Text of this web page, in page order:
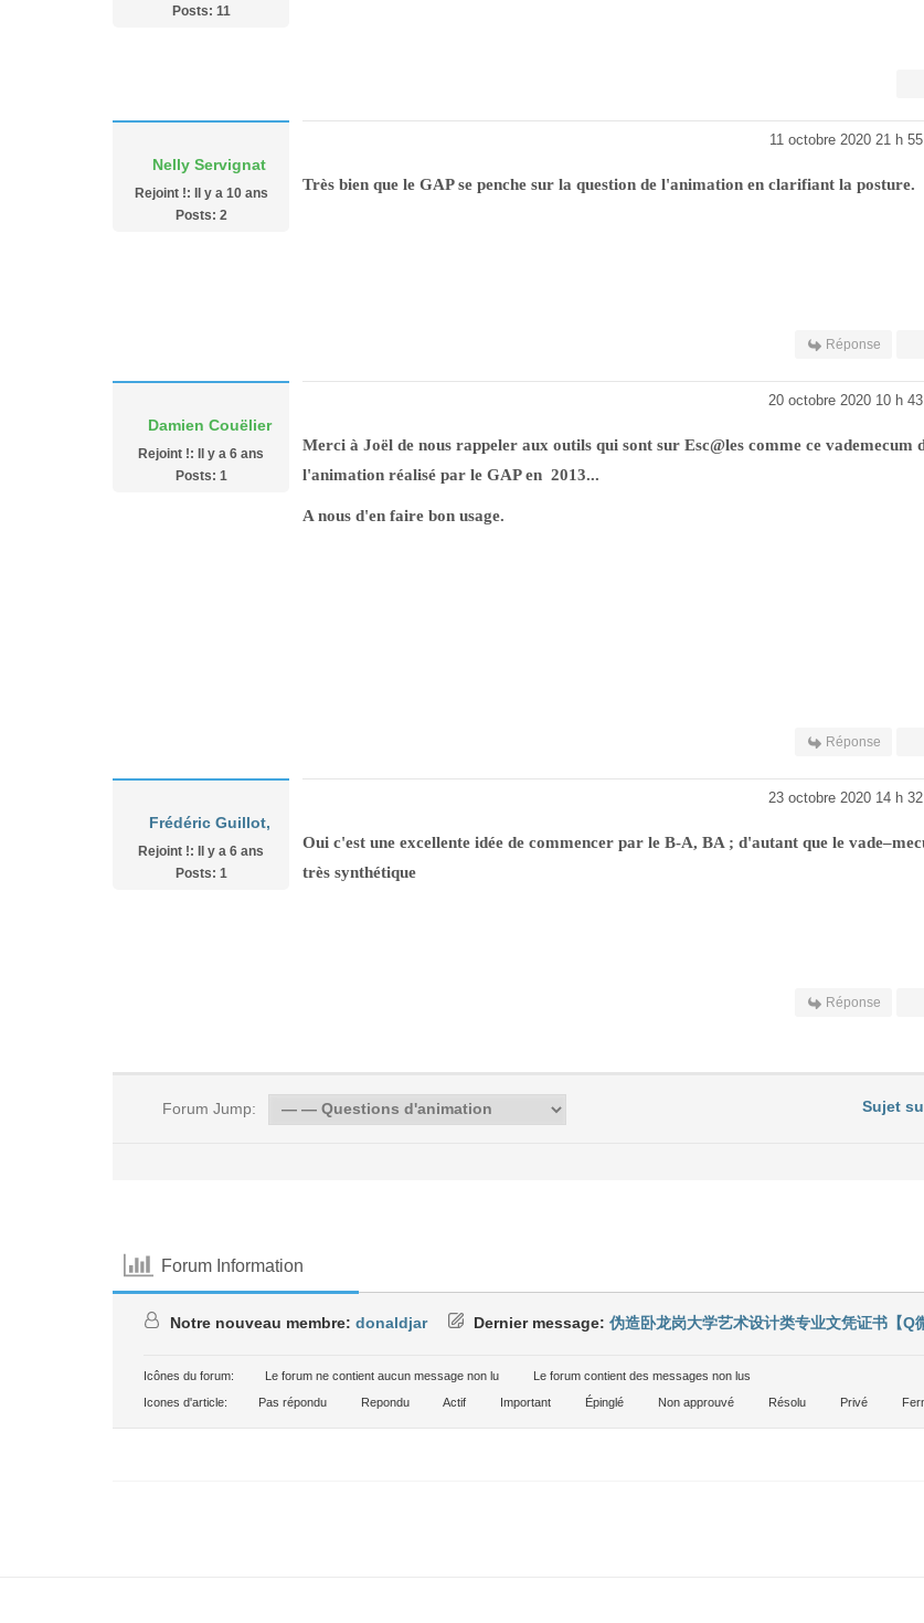
Posts: 11
Nelly Servignat
Rejoint !: Il y a 10 ans
Posts: 2
11 octobre 2020 21 h
Très bien que le GAP se penche sur la question de l'animation en clarifiant la posture.
Réponse
Damien Couëlier
Rejoint !: Il y a 6 ans
Posts: 1
20 octobre 2020 10 h
Merci à Joël de nous rappeler aux outils qui sont sur Esc@les comme ce vademecum
l'animation réalisé par le GAP en 2013...
A nous d'en faire bon usage.
Réponse
Frédéric Guillot,
Rejoint !: Il y a 6 ans
Posts: 1
23 octobre 2020 14 h
Oui c'est une excellente idée de commencer par le B-A, BA ; d'autant que le
très synthétique
Réponse
Forum Jump: Sujet
Forum Information
Notre nouveau membre: donaldjar Dernier message: 伪造卧龙岗大学艺术设计类专业文凭证书【
Icônes du forum: Le forum ne contient aucun message non lu
Le forum contient des messages non lus
Icones d'article:
Pas répondu Repondu Actif Important Épinglé Non approuvé Résolu Privé